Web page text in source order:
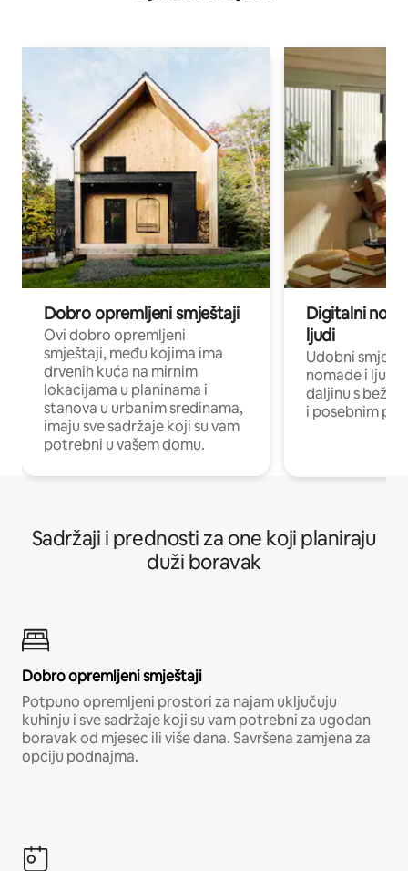
Dobro opremljeni smještaji
Ovi dobro opremljeni
smještaji, među kojima ima
drvenih kuća na mirnim
lokacijama u planinama i
stanova u urbanim sredinama,
imaju sve sadržaje koji su vam
potrebni u vašem domu.
Digitalni
ljudi
Udobni
nomade i ljude
daljinu s
i posebnim
Sadržaji i prednosti za one koji planiraju
duži boravak
Dobro opremljeni smještaji
Potpuno opremljeni prostori za najam uključuju
kuhinju i sve sadržaje koji su vam potrebni za ugodan
boravak od mjesec ili više dana. Savršena zamjena za
opciju podnajma.